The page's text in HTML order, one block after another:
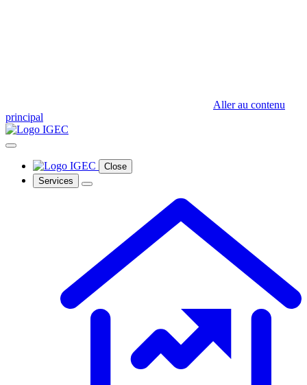
Aller au contenu
principal
Close
Services